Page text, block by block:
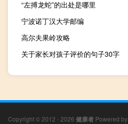
“左搏龙蛇”的出处是哪里
宁波诺丁汉大学邮编
高尔夫果岭攻略
关于家长对孩子评价的句子30字
Copyright © 2012 - 2026 健康者 Powered by